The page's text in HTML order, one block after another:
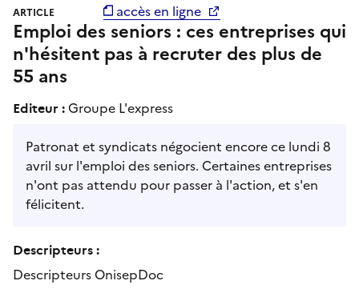
accès en ligne
ARTICLE
Emploi des seniors : ces entreprises qui
n'hésitent pas à recruter des plus de
55 ans
Editeur :Groupe L'express
Patronat et syndicats négocient encore ce lundi 8
avril sur l'emploi des seniors. Certaines entreprises
n'ont pas attendu pour passer à l'action, et s'en
félicitent.
Descripteurs :
Descripteurs OnisepDoc